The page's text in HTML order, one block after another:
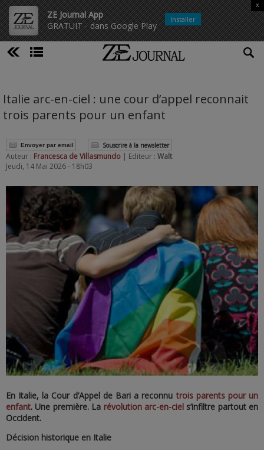
ZE Journal App
GRATUIT - dans Google Play
x
Installer
Italie arc-en-ciel : une cour d’appel reconnait
trois parents pour un enfant
Envoyer par email Souscrire à la newsletter
Auteur : Francesca de Villasmundo | Editeur : Walt
Jeudi, 14 Mai 2026 - 18h03
En Italie, la Cour d’Appel de Bari a reconnutrois parents pour un
enfant. Une première. La révolution arc-en-ciels’infiltre partout en
Occident.
Décision historique en Italie